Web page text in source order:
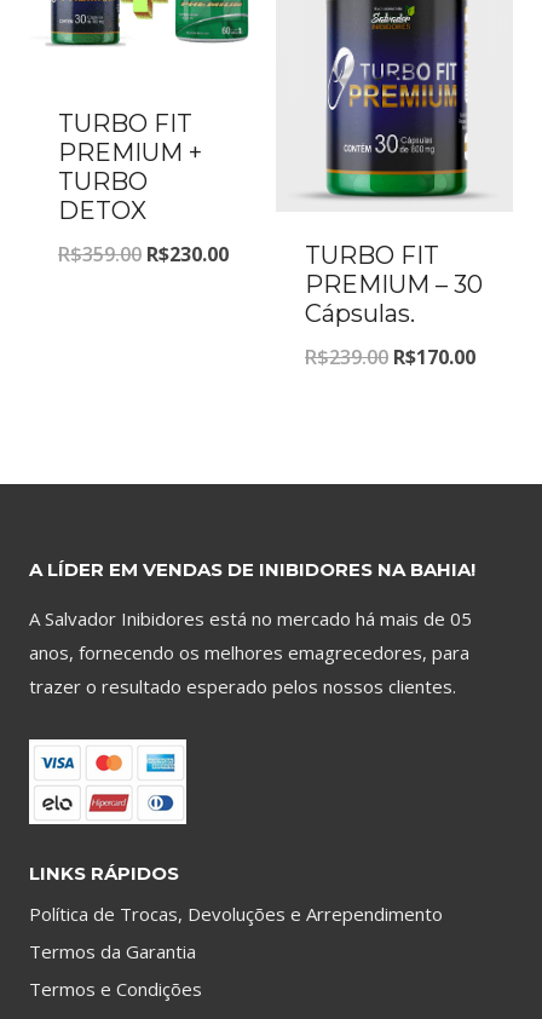
TURBO FIT
PREMIUM +
TURBO
DETOX
R$359.00 O
R$230.00O
TURBO FIT
PREMIUM – 30
Cápsulas.
R$239.00 O
R$170.00O
A LÍDER EM VENDAS DE INIBIDORES NA BAHIA!
A Salvador Inibidores está no mercado há mais de 05
anos, fornecendo os melhores emagrecedores, para
trazer o resultado esperado pelos nossos clientes.
LINKS RÁPIDOS
Política de Trocas, Devoluções e Arrependimento
Termos da Garantia
Termos e Condições